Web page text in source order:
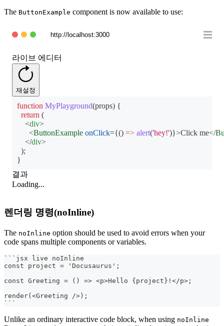
The ButtonExample component is now available to use:
http://localhost:3000
라이브 에디터
재설정
function MyPlayground(props) {
return (
<div>
<ButtonExample onClick={() => alert('hey!')}>Click me</
</div>
);
}
결과
Loading...
렌더링 명령(noInline)
The noInline option should be used to avoid errors when your
code spans multiple components or variables.
``` jsx live noInline
const project = 'Docusaurus';
const Greeting = () => <p>Hello {project}!</p>;
render(<Greeting />);
```
Unlike an ordinary interactive code block, when using noInline